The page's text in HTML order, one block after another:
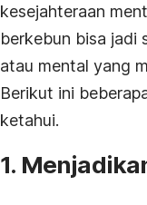
kesejahteraan
berkebun bisa jadi
atau mental yang
Berikut ini
ketahui.
1.